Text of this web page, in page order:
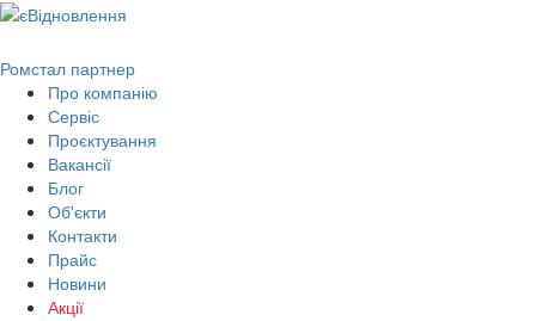
Ромстал партнер
Про компанію
Сервіс
Проєктування
Вакансії
Блог
Об'єкти
Контакти
Прайс
Новини
Акції